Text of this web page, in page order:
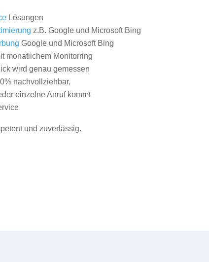
Lösungen
z.B. Google und Microsoft Bing
Google und Microsoft Bing
monatlichem Monitorring
wird genau gemessen
nachvollziehbar,
einzelne Anruf kommt
und zuverlässig.